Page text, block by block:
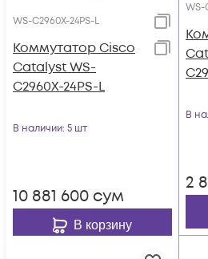
WS-C2960X-24PS-L
Коммутатор Cisco
Catalyst WS-
C2960X-24PS-L
В наличии: 5 шт
10 881 600 сум
В корзину
WS-
В
2